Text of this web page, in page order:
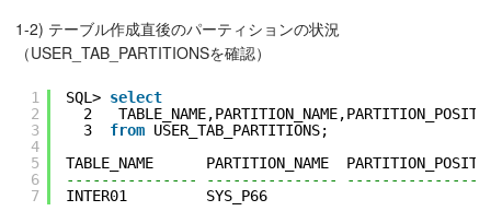
1-2) テーブル作成直後のパーティションの状況
（USER_TAB_PARTITIONSを確認）
1
2
3
4
5
6
7
SQL> select
2
3 from USER_TAB_PARTITIONS;
TABLE_NAME      PARTITION_NAME
--------------- ---------------
INTER01         SYS_P66